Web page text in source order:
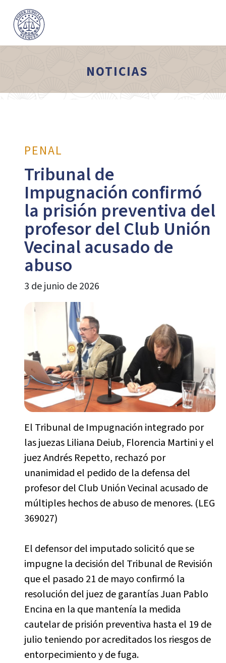
NOTICIAS
PENAL
Tribunal de
Impugnación confirmó
la prisión preventiva del
profesor del Club Unión
Vecinal acusado de
abuso
3 de junio de 2026
El Tribunal de Impugnación integrado por
las juezas Liliana Deiub, Florencia Martini y el
juez Andrés Repetto, rechazó por
unanimidad el pedido de la defensa del
profesor del Club Unión Vecinal acusado de
múltiples hechos de abuso de menores. (LEG
369027)
El defensor del imputado solicitó que se
impugne la decisión del Tribunal de Revisión
que el pasado 21 de mayo confirmó la
resolución del juez de garantías Juan Pablo
Encina en la que mantenía la medida
cautelar de prisión preventiva hasta el 19 de
julio teniendo por acreditados los riesgos de
entorpecimiento y de fuga.